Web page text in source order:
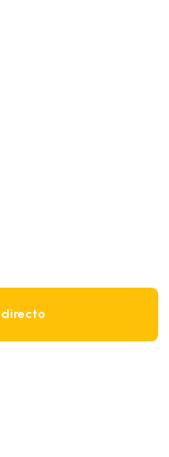
directo